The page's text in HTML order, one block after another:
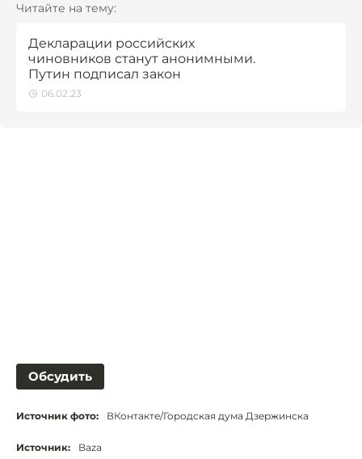
Читайте на тему:
Декларации российских
чиновников станут анонимными.
Путин подписал закон
06.02.23
Обсудить
Источник фото: ВКонтакте/Городская дума Дзержинска
Источник: Baza